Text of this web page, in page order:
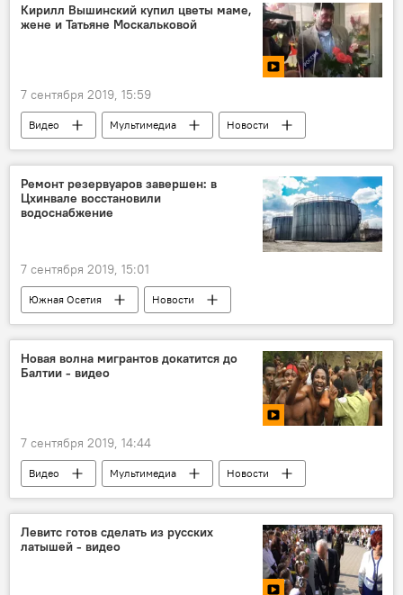
Кирилл Вышинский купил цветы маме,
жене и Татьяне Москальковой
7 сентября 2019, 15:59
Видео Мультимедиа Новости
Ремонт резервуаров завершен: в
Цхинвале восстановили
водоснабжение
7 сентября 2019, 15:01
Южная Осетия Новости
Новая волна мигрантов докатится до
Балтии - видео
7 сентября 2019, 14:44
Видео Мультимедиа Новости
Левитс готов сделать из русских
латышей - видео